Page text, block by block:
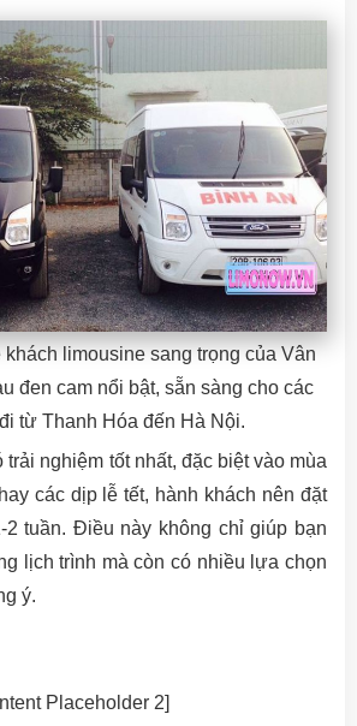
khách limousine sang trọng của Vân
đen cam nổi bật, sẵn sàng cho các
từ Thanh Hóa đến Hà Nội.
trải nghiệm tốt nhất, đặc biệt vào mùa
các dịp lễ tết, hành khách nên đặt
tuần. Điều này không chỉ giúp bạn
lịch trình mà còn có nhiều lựa chọn
ý.
Placeholder 2]